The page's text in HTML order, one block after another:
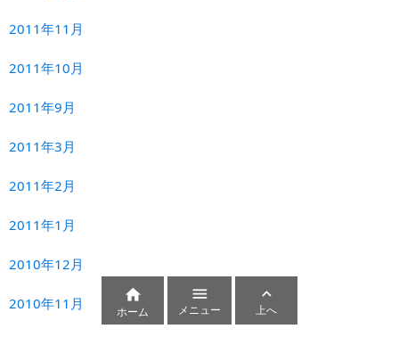
2011年11月
2011年10月
2011年9月
2011年3月
2011年2月
2011年1月
2010年12月
2010年11月 
ホーム

メニュー

上へ